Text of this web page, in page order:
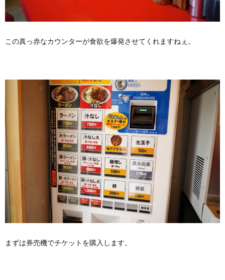
この真っ赤なカウンターが食欲を爆発させてくれますねぇ。
まずは券売機でチケットを購入します。